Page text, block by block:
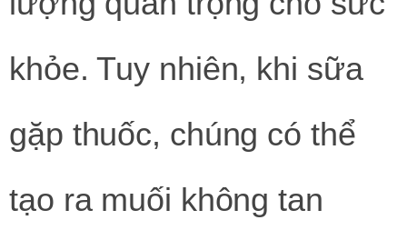
khỏe. Tuy nhiên, khi sữa
gặp thuốc, chúng có thể
tạo ra muối không tan